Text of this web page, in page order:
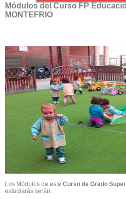
Módulos del Curso FP
MONTEFRIO
Los Módulos de este Curso de Grado
estudiarás serán: